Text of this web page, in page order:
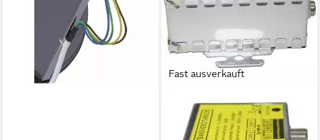
lieferbar - in 3-4 Werktagen bei dir
Fast ausverkauft
WITTENBERG ANTENNEN
SAT-Verteiler Wittenberg
Mini-Verstärker K-103008-10